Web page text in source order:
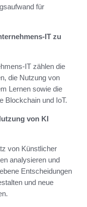
für
IT zu
IT zählen die
die Nutzung von
Lernen sowie die
Blockchain und IoT.
von KI
von Künstlicher
analysieren und
Entscheidungen
und neue